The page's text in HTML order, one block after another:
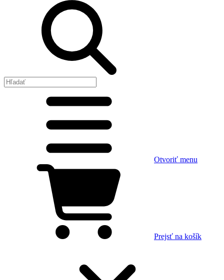
Otvoriť menu
Prejsť na košík